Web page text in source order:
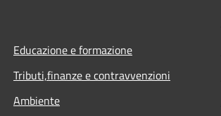
Educazione e formazione
Tributi,finanze e contravvenzioni
Ambiente